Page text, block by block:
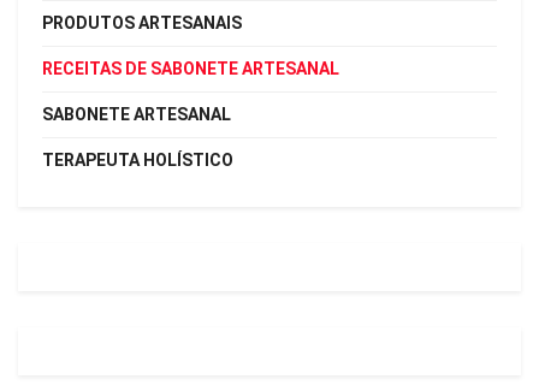
PRODUTOS ARTESANAIS
RECEITAS DE SABONETE ARTESANAL
SABONETE ARTESANAL
TERAPEUTA HOLÍSTICO